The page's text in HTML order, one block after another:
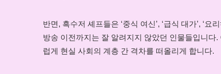
반면, 흑수저 셰프들은 ‘중식 여신’, ‘급식 대가’, ‘
방송 이전까지는 잘 알려지지 않았던 인물들입니
럽게 현실 사회의 계층 간 격차를 떠올리게 합니다.